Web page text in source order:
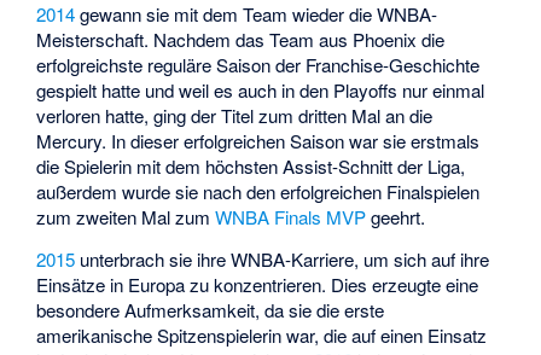
2014gewann sie mit dem Team wieder die WNBA-
Meisterschaft. Nachdem das Team aus Phoenix die
erfolgreichste reguläre Saison der Franchise-Geschichte
gespielt hatte und weil es auch in den Playoffs nur einmal
verloren hatte, ging der Titel zum dritten Mal an die
Mercury. In dieser erfolgreichen Saison war sie erstmals
die Spielerin mit dem höchsten Assist-Schnitt der Liga,
außerdem wurde sie nach den erfolgreichen Finalspielen
zum zweiten Mal zumWNBA Finals MVPgeehrt.
2015 unterbrach sie ihre WNBA-Karriere, um sich auf ihre
Einsätze in Europa zu konzentrieren. Dies erzeugte eine
besondere Aufmerksamkeit, da sie die erste
amerikanische Spitzenspielerin war, die auf einen Einsatz